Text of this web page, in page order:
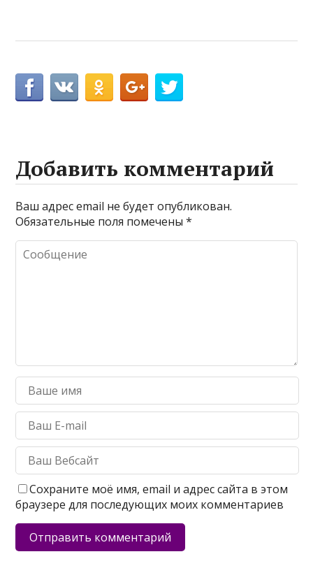
Добавить комментарий
Ваш адрес email не будет опубликован.
Обязательные поля помечены*
Сохраните моё имя, email и адрес сайта в этом
браузере для последующих моих комментариев